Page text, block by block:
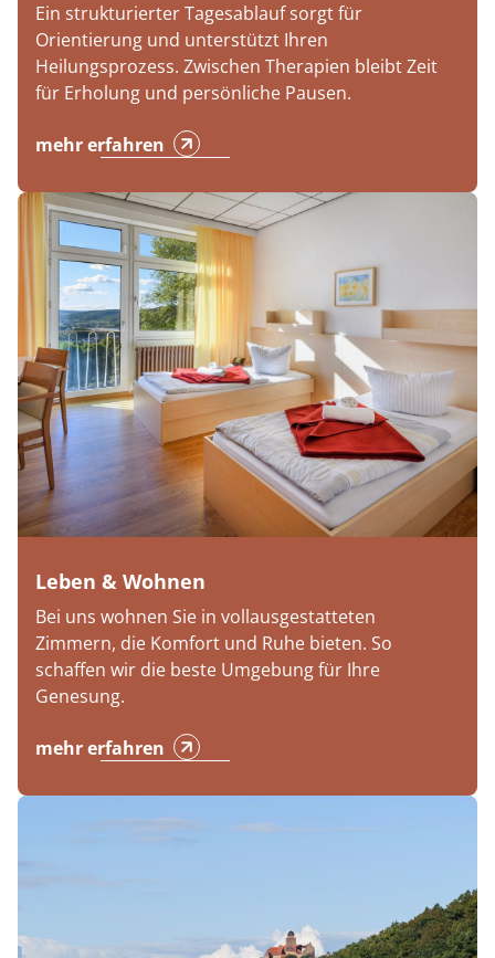
Ein strukturierter Tagesablauf sorgt für
Orientierung und unterstützt Ihren
Heilungsprozess. Zwischen Therapien bleibt Zeit
für Erholung und persönliche Pausen.
mehr erfahren
Leben & Wohnen
Bei uns wohnen Sie in vollausgestatteten
Zimmern, die Komfort und Ruhe bieten. So
schaffen wir die beste Umgebung für Ihre
Genesung.
mehr erfahren